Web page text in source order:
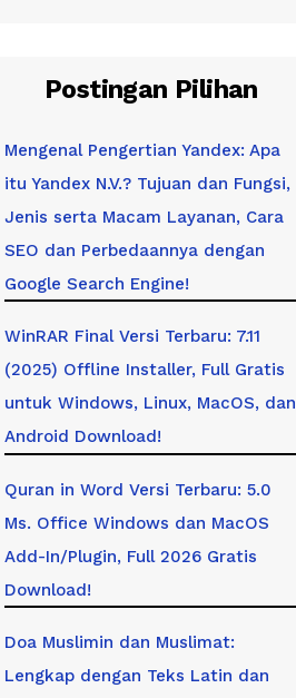
Postingan Pilihan
Mengenal Pengertian Yandex: Apa
itu Yandex N.V.? Tujuan dan Fungsi,
Jenis serta Macam Layanan, Cara
SEO dan Perbedaannya dengan
Google Search Engine!
WinRAR Final Versi Terbaru: 7.11
(2025) Offline Installer, Full Gratis
untuk Windows, Linux, MacOS, dan
Android Download!
Quran in Word Versi Terbaru: 5.0
Ms. Office Windows dan MacOS
Add-In/Plugin, Full 2026 Gratis
Download!
Doa Muslimin dan Muslimat:
Lengkap dengan Teks Latin dan